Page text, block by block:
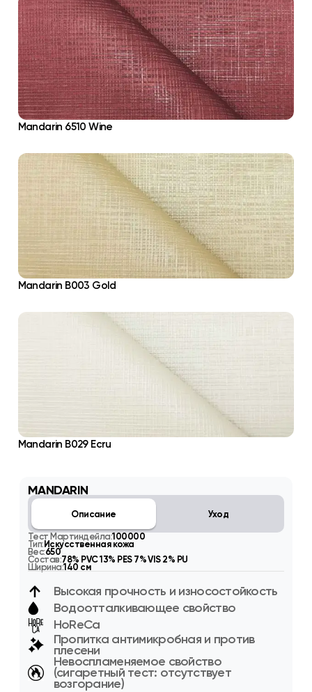
Mandarin 6510 Wine
Mandarin B003 Gold
Mandarin B029 Ecru
MANDARIN
Описание Уход
Тест Мартиндейла:100000
Тип:Искусственная кожа
Вес:650
Состав:78% PVC 13% PES 7% VIS 2% PU
Ширина:140 см
Высокая прочность и износостойкость
Водоотталкивающее свойство
HoReCa
Пропитка антимикробная и против
плесени
Невоспламеняемое свойство
(сигаретный тест: отсутствует
возгорание)